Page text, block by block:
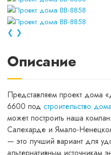
❮ ❯
Описание
Представляем проект дома
6600 под строительство
может построить наша
Салехарде и Ямало-
— это лучший вариант для
альтернативным источникам